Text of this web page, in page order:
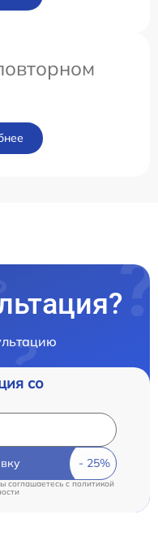
со
соглашаетесь c политикой